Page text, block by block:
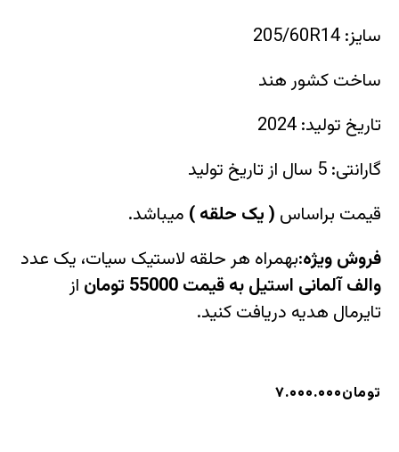
سایز: 205/60R14
ساخت کشور هند
تاریخ تولید: 2024
گارانتی: 5 سال از تاریخ تولید
قیمت براساس (یک حلقه) میباشد.
فروش ویژه:بهمراه هر حلقه لاستیک سیات، یک عدد
والف آلمانی استیل به قیمت 55000 تومان
از
تایرمال هدیه دریافت کنید.
تومان۷.۰۰۰.۰۰۰